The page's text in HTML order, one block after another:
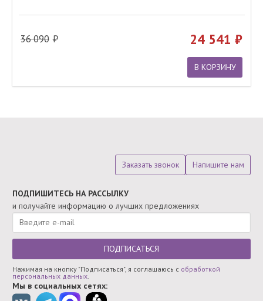
36 090 24 541
В КОРЗИНУ
Заказать звонок Напишите нам
ПОДПИШИТЕСЬ НА РАССЫЛКУ
и получайте информацию о лучших предложениях
ПОДПИСАТЬСЯ
Нажимая на кнопку "Подписаться", я соглашаюсь с обработкой
персональных данных
Мы в социальных сетях: